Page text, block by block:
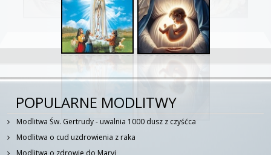
POPULARNE MODLITWY
Modlitwa Św. Gertrudy - uwalnia 1000 dusz z czyśćca
Modlitwa o cud uzdrowienia z raka
Modlitwa o zdrowie do Maryi